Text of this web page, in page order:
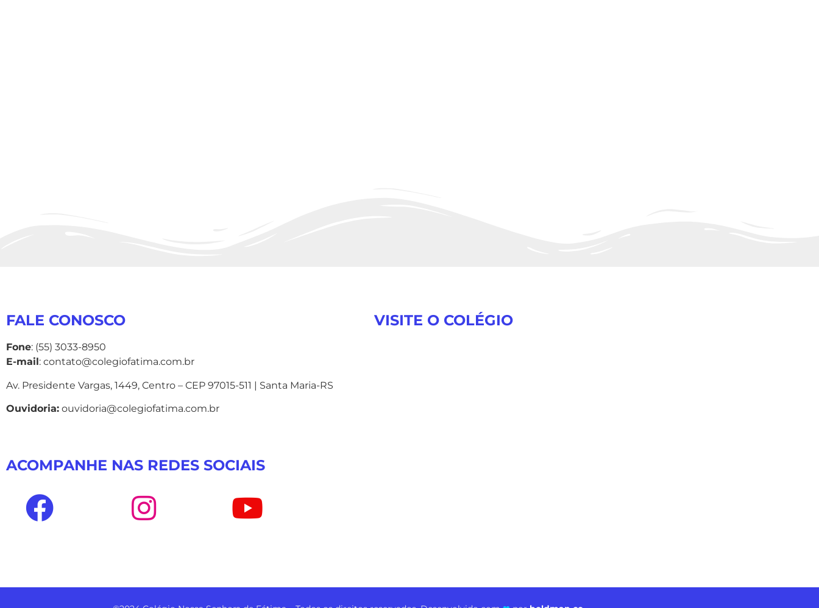
FALE CONOSCO
Fone: (55) 3033-8950
E-mail: contato@colegiofatima.com.br
Av. Presidente Vargas, 1449, Centro – CEP 97015-511 | Santa Maria-RS
Ouvidoria: ouvidoria@colegiofatima.com.br
ACOMPANHE NAS REDES SOCIAIS
VISITE O COLÉGIO